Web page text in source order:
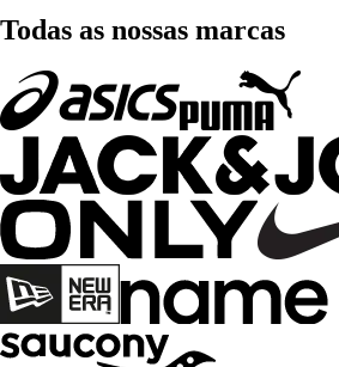
Todas as nossas marcas